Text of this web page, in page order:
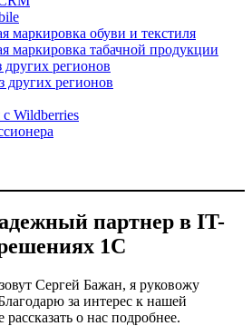
маркировка обуви и текстиля
маркировка табачной продукции
других регионов
других регионов
Wildberries
партнер в IT-
1С
Сергей Бажан, я руковожу
за интерес к нашей
о нас подробнее.